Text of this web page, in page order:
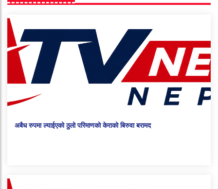
अबैध रुपमा ल्याईएको ठुलो परिमाणको केराको बिरुवा बरामद